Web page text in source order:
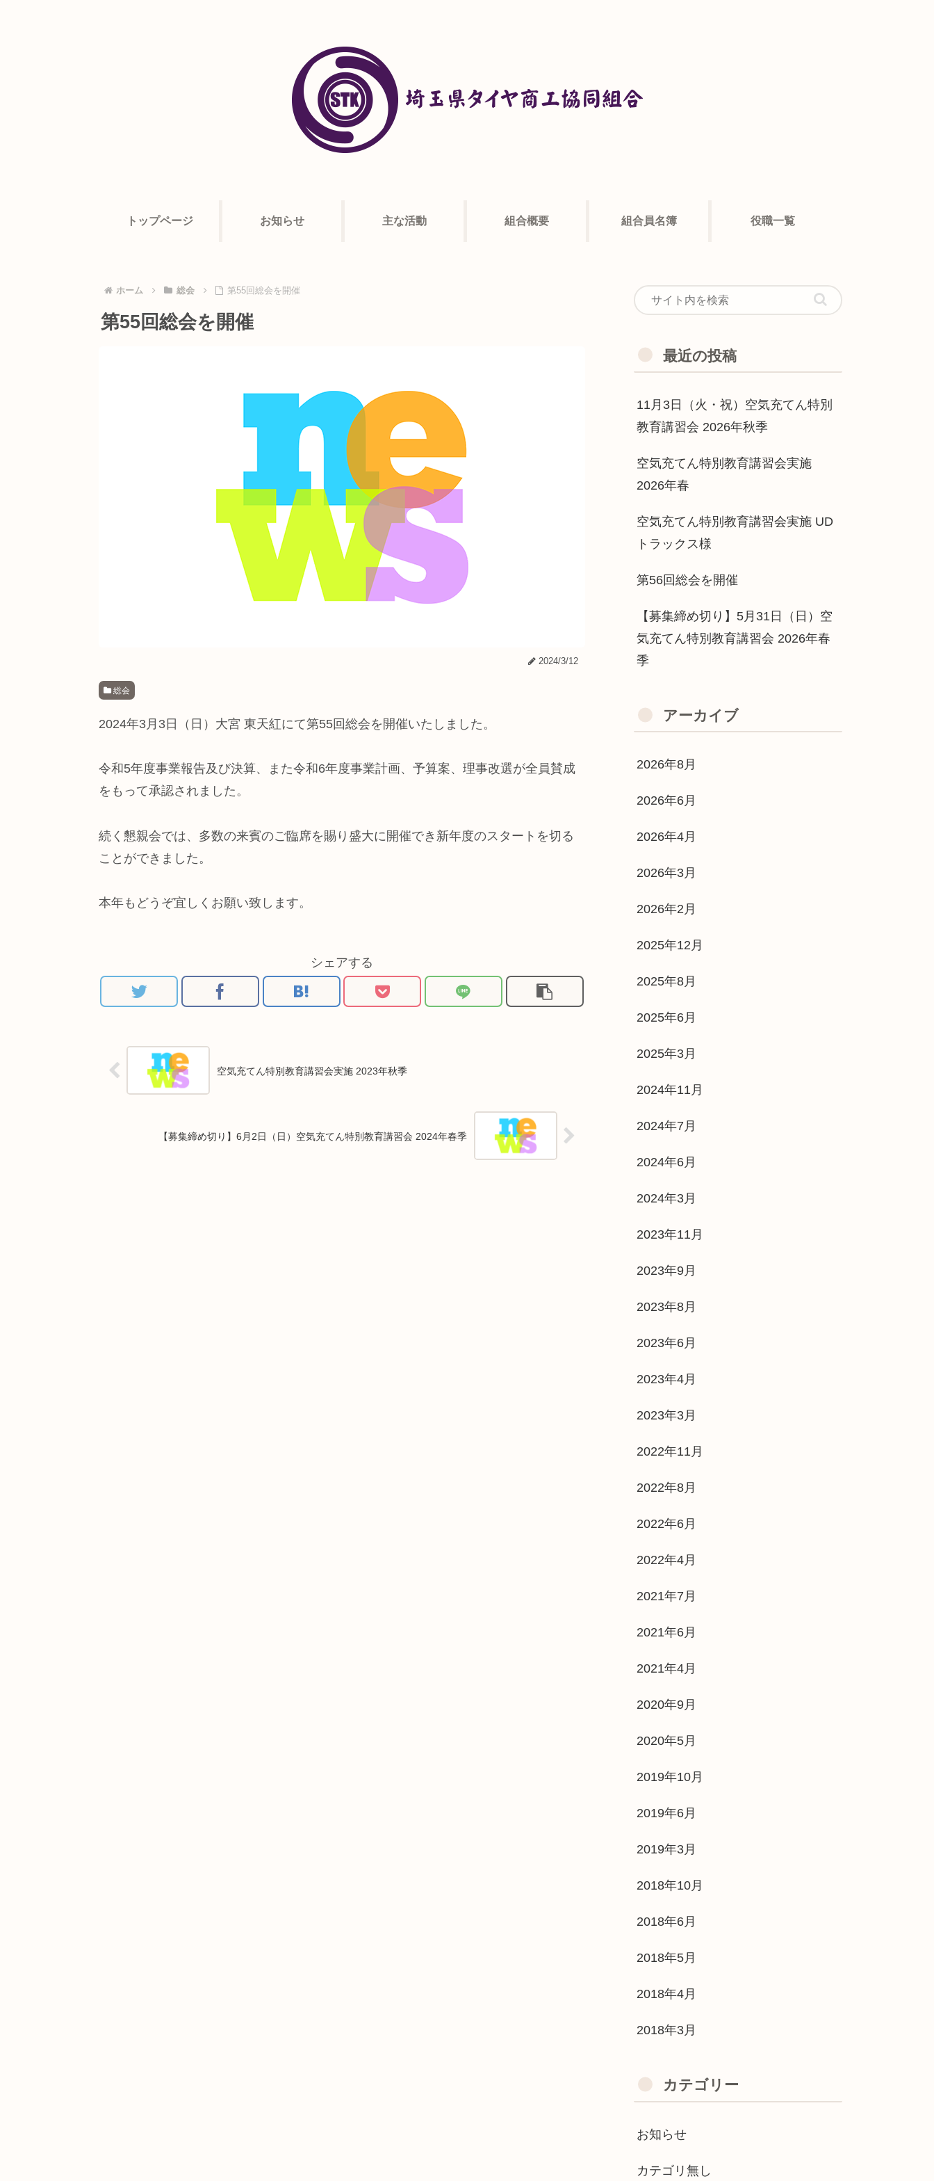
トップページ お知らせ 主な活動 組合概要 組合員名簿 役職一覧
ホーム 総会 第55回総会を開催
第55回総会を開催
2024/3/12
総会
2024年3月3日（日）大宮 東天紅にて第55回総会を開催いたしました。
令和5年度事業報告及び決算、また令和6年度事業計画、予算案、理事改選が全員賛成
をもって承認されました。
続く懇親会では、多数の来賓のご臨席を賜り盛大に開催でき新年度のスタートを切る
ことができました。
本年もどうぞ宜しくお願い致します。
シェアする
空気充てん特別教育講習会実施 2023年秋季
【募集締め切り】6月2日（日）空気充てん特別教育講習会 2024年春季
最近の投稿
11月3日（火・祝）空気充てん特別
教育講習会 2026年秋季
空気充てん特別教育講習会実施
2026年春
空気充てん特別教育講習会実施 UD
トラックス様
第56回総会を開催
【募集締め切り】5月31日（日）空
気充てん特別教育講習会 2026年春
季
アーカイブ
2026年8月
2026年6月
2026年4月
2026年3月
2026年2月
2025年12月
2025年8月
2025年6月
2025年3月
2024年11月
2024年7月
2024年6月
2024年3月
2023年11月
2023年9月
2023年8月
2023年6月
2023年4月
2023年3月
2022年11月
2022年8月
2022年6月
2022年4月
2021年7月
2021年6月
2021年4月
2020年9月
2020年5月
2019年10月
2019年6月
2019年3月
2018年10月
2018年6月
2018年5月
2018年4月
2018年3月
カテゴリー
お知らせ
カテゴリ無し